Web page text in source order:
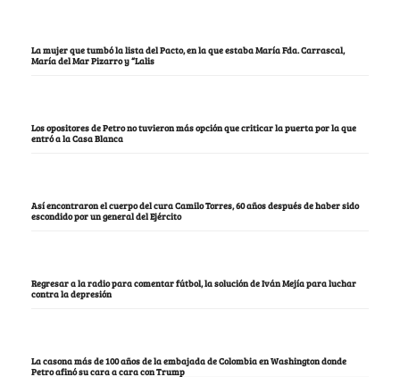
La mujer que tumbó la lista del Pacto, en la que estaba María Fda. Carrascal,
María del Mar Pizarro y “Lalis
Los opositores de Petro no tuvieron más opción que criticar la puerta por la que
entró a la Casa Blanca
Así encontraron el cuerpo del cura Camilo Torres, 60 años después de haber sido
escondido por un general del Ejército
Regresar a la radio para comentar fútbol, la solución de Iván Mejía para luchar
contra la depresión
La casona más de 100 años de la embajada de Colombia en Washington donde
Petro afinó su cara a cara con Trump